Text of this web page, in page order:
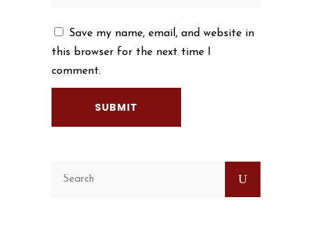
Save my name, email, and website in
this browser for the next time I
comment.